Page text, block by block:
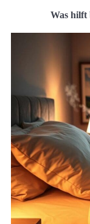
Was hilft